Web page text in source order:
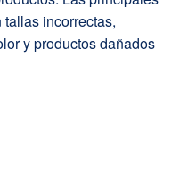
incorrectas,
y productos dañados